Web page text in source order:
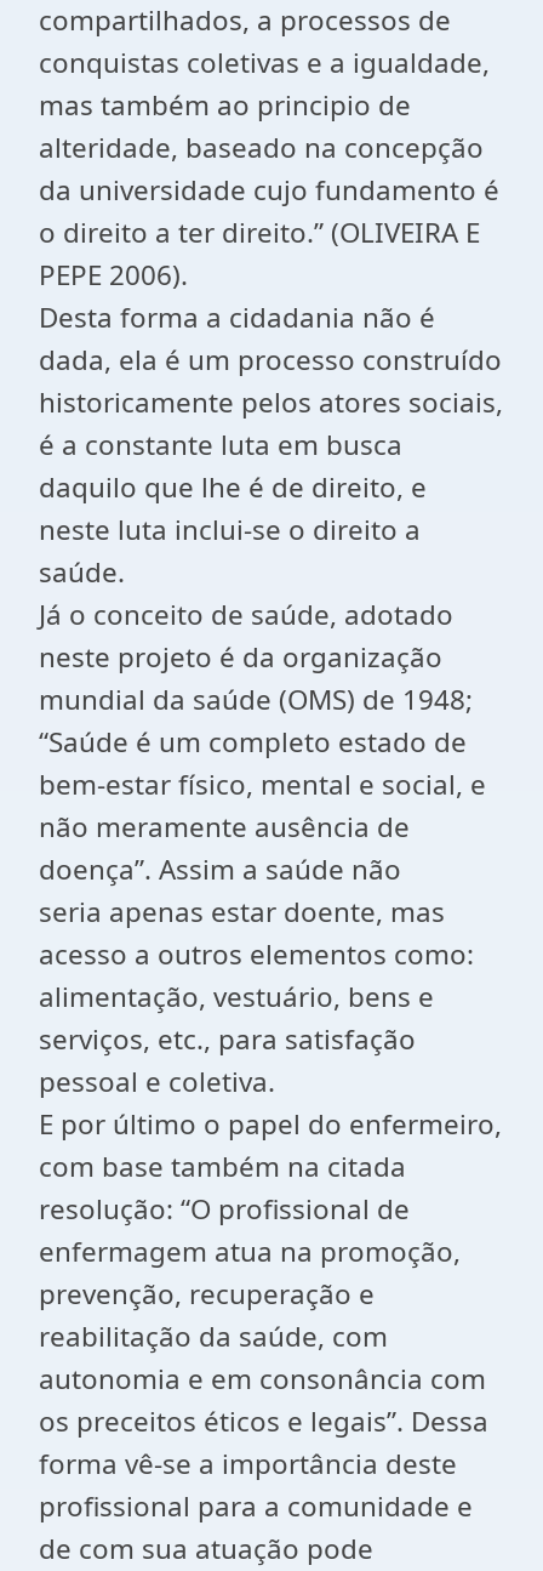
compartilhados, a processos de
conquistas coletivas e a igualdade,
mas também ao principio de
alteridade, baseado na concepção
da universidade cujo fundamento é
o direito a ter direito.” (OLIVEIRA E
PEPE 2006).
Desta forma a cidadania não é
dada, ela é um processo construído
historicamente pelos atores sociais,
é a constante luta em busca
daquilo que lhe é de direito, e
neste luta inclui-se o direito a
saúde.
Já o conceito de saúde, adotado
neste projeto é da organização
mundial da saúde (OMS) de 1948;
“Saúde é um completo estado de
bem-estar físico, mental e social, e
não meramente ausência de
doença”. Assim a saúde não
seria apenas estar doente, mas
acesso a outros elementos como:
alimentação, vestuário, bens e
serviços, etc., para satisfação
pessoal e coletiva.
E por último o papel do enfermeiro,
com base também na citada
resolução: “O profissional de
enfermagem atua na promoção,
prevenção, recuperação e
reabilitação da saúde, com
autonomia e em consonância com
os preceitos éticos e legais”. Dessa
forma vê-se a importância deste
profissional para a comunidade e
de com sua atuação pode